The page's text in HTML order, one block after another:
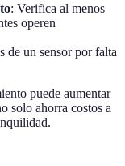
: Verifica al menos
operen
de un sensor por falta
puede aumentar
solo ahorra costos a